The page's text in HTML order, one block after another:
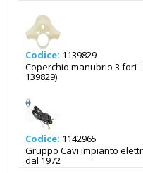
Codice: 1139829
Coperchio manubrio 3 fori -
139829)
Codice: 1142965
Gruppo Cavi impianto
dal 1972